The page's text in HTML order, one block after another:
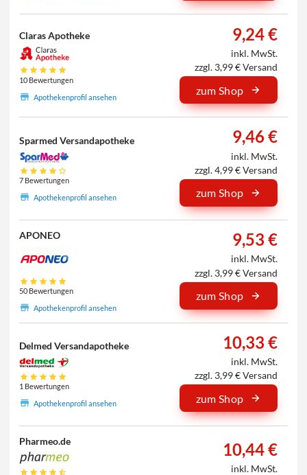
Claras Apotheke
10 Bewertungen
Apothekenprofil ansehen
9,24 €
inkl. MwSt.
zzgl. 3,99 € Versand
zum Shop
Sparmed Versandapotheke
7 Bewertungen
Apothekenprofil ansehen
9,46 €
inkl. MwSt.
zzgl. 4,99 € Versand
zum Shop
APONEO
50 Bewertungen
Apothekenprofil ansehen
9,53 €
inkl. MwSt.
zzgl. 3,99 € Versand
zum Shop
Delmed Versandapotheke
1 Bewertungen
Apothekenprofil ansehen
10,33 €
inkl. MwSt.
zzgl. 3,99 € Versand
zum Shop
Pharmeo.de 10,44 €
inkl. MwSt.